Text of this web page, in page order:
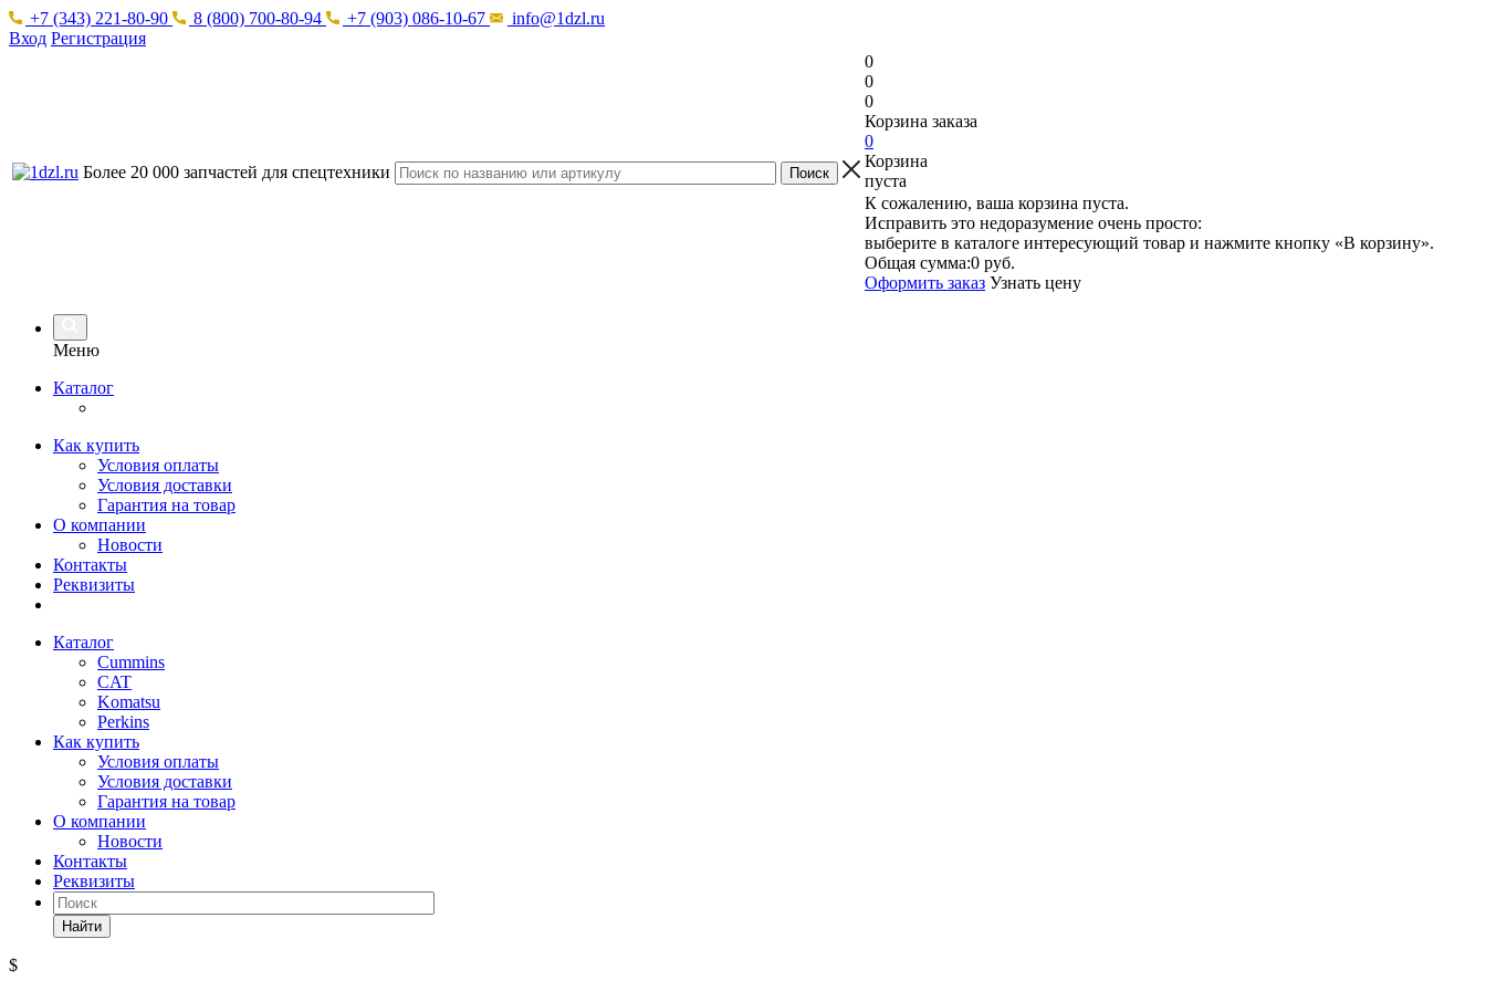
+7 (343) 221-80-90 8 (800) 700-80-94 +7 (903) 086-10-67
info@1dzl.ru
Вход Регистрация
Более 20 000 запчастей для спецтехники
0
0
0
Корзина заказа
0
Корзина
пуста
К сожалению, ваша корзина пуста.
Исправить это недоразумение очень просто:
выберите в каталоге интересующий товар и нажмите кнопку «В корзину».
Общая сумма:0 руб.
Оформить заказ Узнать цену
Меню
Каталог
Как купить
Условия оплаты
Условия доставки
Гарантия на товар
О компании
Новости
Контакты
Реквизиты
Каталог
Cummins
CAT
Komatsu
Perkins
Как купить
Условия оплаты
Условия доставки
Гарантия на товар
О компании
Новости
Контакты
Реквизиты
Найти
$